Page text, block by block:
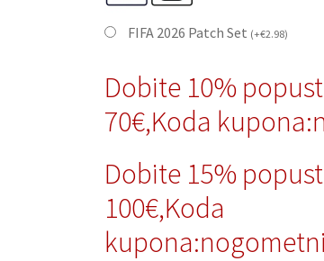
FIFA 2026 Patch Set (+€2.98)
Dobite 10%
70€,Koda
Dobite 15%
100€,Koda